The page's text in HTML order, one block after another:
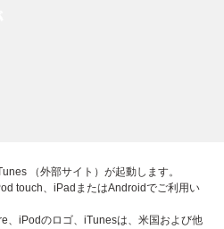
（外部サイト）が起動します。
touch、iPadまたはAndroidでご利用い
、iPodのロゴ、iTunesは、米国および他